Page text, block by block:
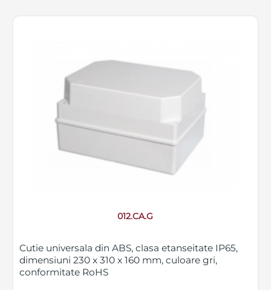
012.CA.G
Cutie universala din ABS, clasa etanseitate IP65,
dimensiuni 230 x 310 x 160 mm, culoare gri,
conformitate RoHS